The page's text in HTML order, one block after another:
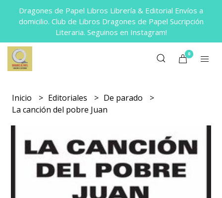
Dragones de Papel Libros Librería & Editorial Envíos a
domicilio. Club de Libros Dragones de Papel Sucripción
Literaria. Seguinos en Instagram!
0
Inicio Editoriales
De parado
La canción del pobre Juan